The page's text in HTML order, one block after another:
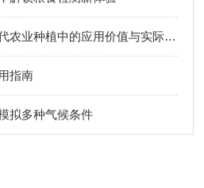
植物营养测定仪在现代农业种植中的应用价值与实际作用
指南
拟多种气候条件